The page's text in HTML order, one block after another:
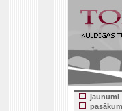
jaunumi